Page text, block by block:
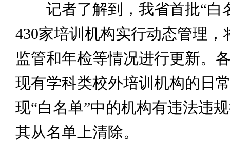
记者了解到，我省首批“白
430家培训机构实行动态管理，
监管和年检等情况进行更新。
现有学科类校外培训机构的日
现“白名单”中的机构有违法违
其从名单上清除。